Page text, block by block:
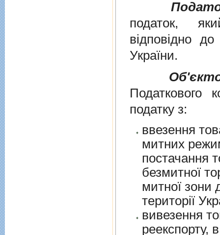
податок,
вiдповiдно
України.
Податкового
податку з:
ввезення
митних
постачання
безмитної
митної зони для їх
території
вивезення
реекспорту,